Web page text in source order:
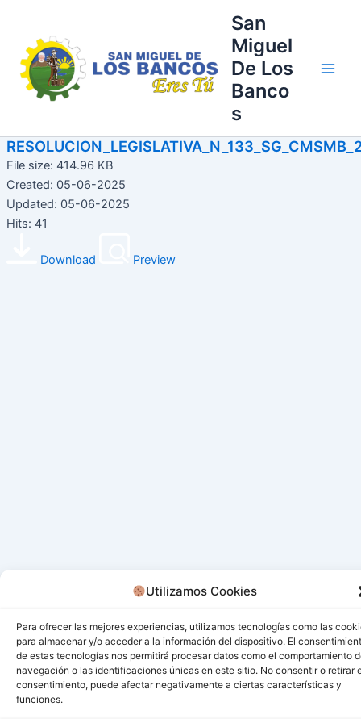
Utilizamos Cookies
Para ofrecer las mejores experiencias, utilizamos tecnologías como las
para almacenar y/o acceder a la información del dispositivo. El
de estas tecnologías nos permitirá procesar datos como el comportamiento
navegación o las identificaciones únicas en este sitio. No consentir o retirar
consentimiento, puede afectar negativamente a ciertas características y
funciones.
contenido
San
Miguel
De Los
Banco
s
File size: 414.96 KB
Created: 05-06-2025
Updated: 05-06-2025
Hits: 41
Download Preview